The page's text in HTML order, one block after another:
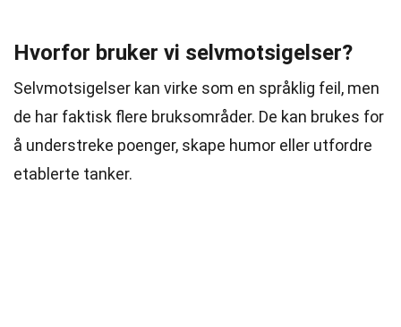
Hvorfor bruker vi selvmotsigelser?
Selvmotsigelser kan virke som en språklig feil, men
de har faktisk flere bruksområder. De kan brukes for
å understreke poenger, skape humor eller utfordre
etablerte tanker.